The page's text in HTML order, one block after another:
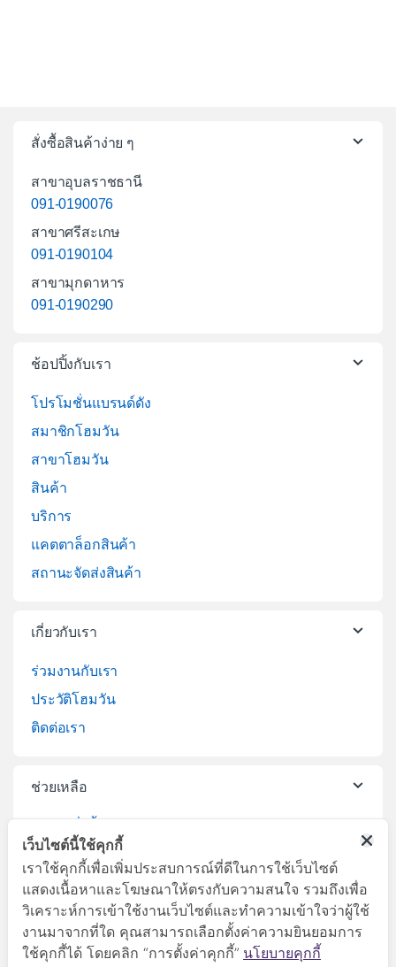
สั่งซื้อสินค้าง่าย ๆ
สาขาอุบลราชธานี
091-0190076
สาขาศรีสะเกษ
091-0190104
สาขามุกดาหาร
091-0190290
ช้อปปิ้งกับเรา
โปรโมชั่นแบรนด์ดัง
สมาชิกโฮมวัน
สาขาโฮมวัน
สินค้า
บริการ
แคตตาล็อกสินค้า
สถานะจัดส่งสินค้า
เกี่ยวกับเรา
ร่วมงานกับเรา
ประวัติโฮมวัน
ติดต่อเรา
ช่วยเหลือ
บริการจัดส่งสินค้า
เปลี่ยนคืนสินค้า
เว็บไซต์นี้ใช้คุกกี้
เราใช้คุกกี้เพื่อเพิ่มประสบการณ์ที่ดีในการใช้เว็บไซต์
แสดงเนื้อหาและโฆษณาให้ตรงกับความสนใจ รวมถึงเพื่อ
วิเคราะห์การเข้าใช้งานเว็บไซต์และทำความเข้าใจว่าผู้ใช้
งานมาจากที่ใด คุณสามารถเลือกตั้งค่าความยินยอมการ
ใช้คุกกี้ได้ โดยคลิก “การตั้งค่าคุกกี้” นโยบายคุกกี้